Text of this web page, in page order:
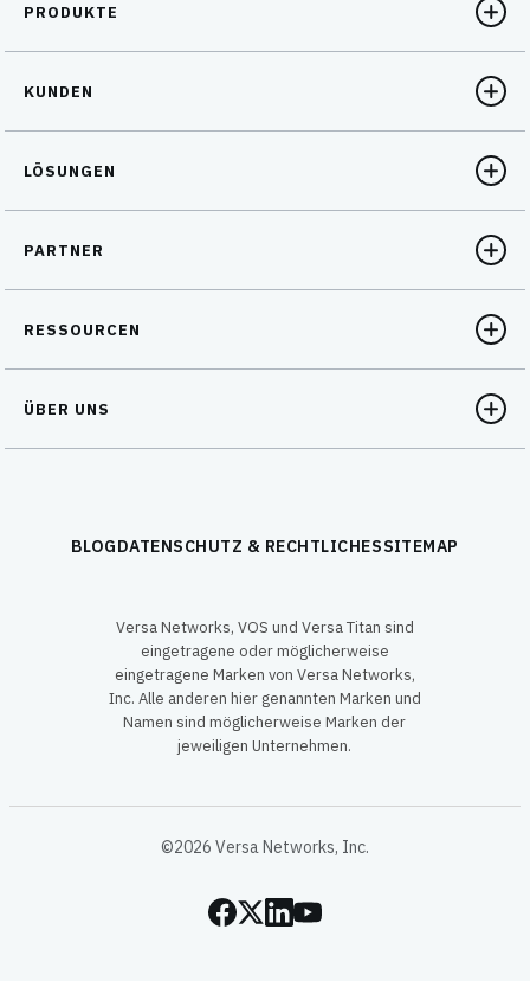
PRODUKTE
KUNDEN
LÖSUNGEN
PARTNER
RESSOURCEN
ÜBER UNS
BLOGDATENSCHUTZ & RECHTLICHESSITEMAP
Versa Networks, VOS und Versa Titan sind
eingetragene oder möglicherweise
eingetragene Marken von Versa Networks,
Inc. Alle anderen hier genannten Marken und
Namen sind möglicherweise Marken der
jeweiligen Unternehmen.
©2026 Versa Networks, Inc.